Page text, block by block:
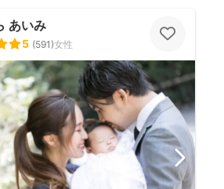
あいみ
5 (591)女性